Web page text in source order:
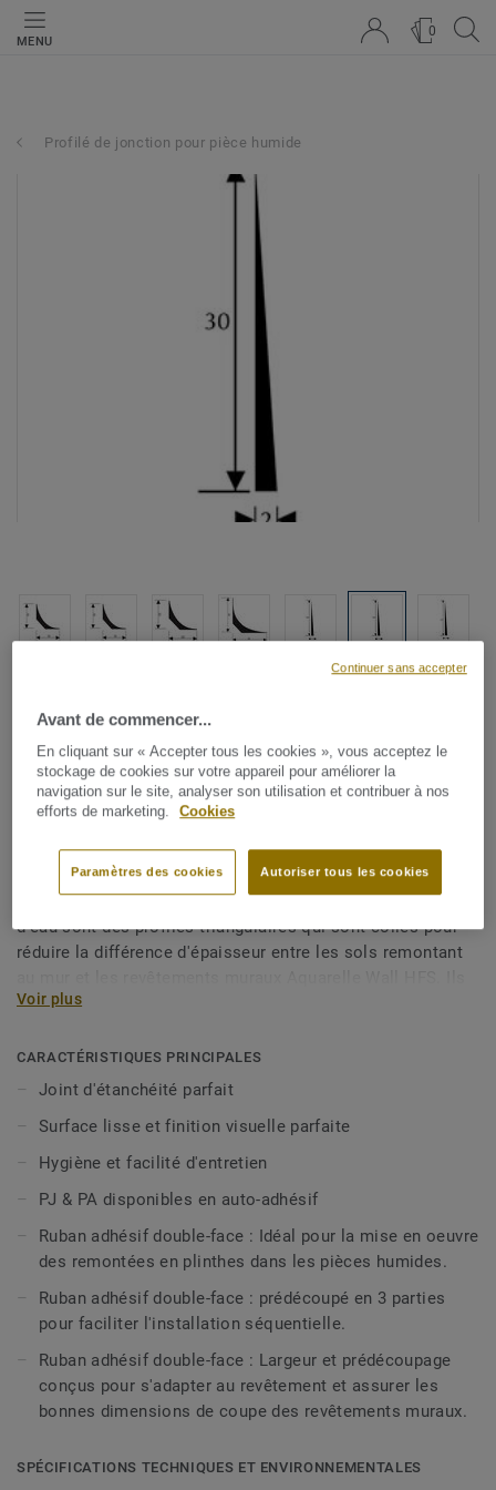
MENU
0
Profilé de jonction pour pièce humide
Accessoires douche
Profilé de jonction pour pièce
humide - PJ30 Flexible
junction profile/POLYETHYL
Les profilés de jonction (PJ) en PVC souple pour salle
d'eau sont des profilés triangulaires qui sont collés pour
réduire la différence d'épaisseur entre les sols remontant
assurent une parfaite étanchéité entre le revêtement de sol
version : le Profilé de Jonction auto-adhésif PJ30 SA
permet une installation plus facile et plus rapide.
Les profilés d'appui (PA) en PVC sont utilisés pour former
un arrondi dans l'angle où les revêtements de sol s'élèvent
vers le mur. Une nouvelle version : le Profilé d'Appui auto-
adhésif PA 20 SA, permet une installation plus facile et
plus rapide.
Les Profilés d'Appui en PVC sont disponibles en 3 tailles,
ce qui permet de s'adapter à tous les rayons d'angle. Ils
offrent également une hygiène parfaite et une étanchéité à
l'eau du fait qu'ils créent un angle lisse sous le revêtement
de sol. Ils sont également faciles à nettoyer et à entretenir
grâce à leur forme arrondie. Nos Profilés d'Appui en PVC
et hétérogènes destinés aux salles d'eau.
Voir plus
CARACTÉRISTIQUES PRINCIPALES
Joint d'étanchéité parfait
Surface lisse et finition visuelle parfaite
Hygiène et facilité d'entretien
PJ & PA disponibles en auto-adhésif
Ruban adhésif double-face : Idéal pour la mise en oeuvre
des remontées en plinthes dans les pièces humides.
Ruban adhésif double-face : prédécoupé en 3 parties
pour faciliter l'installation séquentielle.
Ruban adhésif double-face : Largeur et prédécoupage
conçus pour s'adapter au revêtement et assurer les
bonnes dimensions de coupe des revêtements muraux.
SPÉCIFICATIONS TECHNIQUES ET ENVIRONNEMENTALES
Avant de commencer...
En cliquant sur « Accepter tous les cookies », vous acceptez le
stockage de cookies sur votre appareil pour améliorer la
navigation sur le site, analyser son utilisation et contribuer à nos
efforts de marketing.
Cookies
Autoriser tous les cookies
Paramètres des cookies
Continuer sans accepter